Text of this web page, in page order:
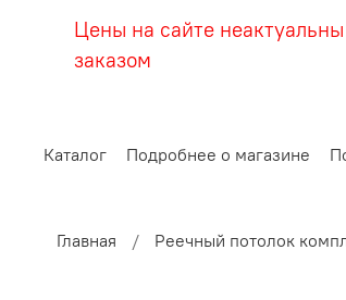
Цены на сайте
заказом
Каталог Подробнее о магазине
Главная Реечный потолок